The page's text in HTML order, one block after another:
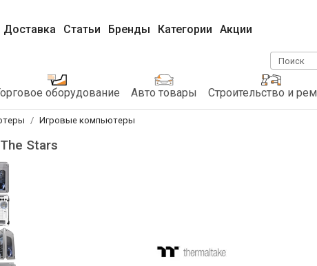
Доставка Статьи Бренды Категории Акции
Поиск
оборудование Авто товары Строительство и
Игровые компьютеры
Stars